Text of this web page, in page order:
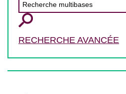
RECHERCHE AVANCÉE